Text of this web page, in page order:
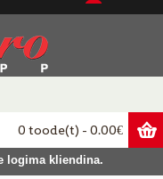
0 toode(t) - 0.00€
logima kliendina.